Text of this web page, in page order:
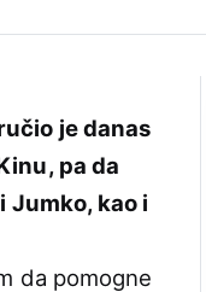
je danas
pa da
Jumko, kao i
da pomogne